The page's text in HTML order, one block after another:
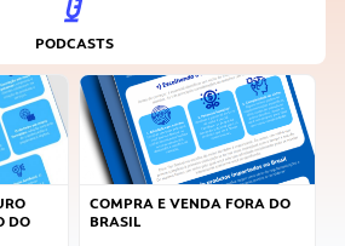
PODCASTS
DO
COMPRA E VENDA FORA DO
BRASIL